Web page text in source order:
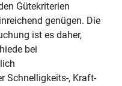
Gütekriterien
genügen. Die
ist es daher,
bei
Schnelligkeits-, Kraft-